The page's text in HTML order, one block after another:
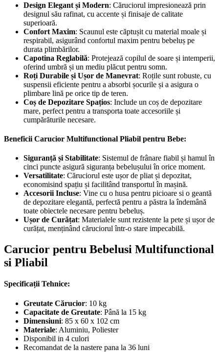
Design Elegant și Modern: Căruciorul impresionează prin
designul său rafinat, cu accente și finisaje de calitate
superioară.
Confort Maxim: Scaunul este căptușit cu material moale și
respirabil, asigurând confortul maxim pentru bebeluș pe
durata plimbărilor.
Capotina Reglabilă: Protejează copilul de soare și intemperii,
oferind umbră și un mediu plăcut pentru somn.
Roți Durabile și Ușor de Manevrat: Roțile sunt robuste, cu
suspensii eficiente pentru a absorbi șocurile și a asigura o
plimbare lină pe orice tip de teren.
Coș de Depozitare Spațios: Include un coș de depozitare
mare, perfect pentru a transporta toate accesoriile și
cumpărăturile necesare.
Beneficii Carucior Multifunctional Pliabil pentru Bebe:
Siguranță și Stabilitate: Sistemul de frânare fiabil și hamul în
cinci puncte asigură siguranța bebelușului în orice moment.
Versatilitate: Căruciorul este ușor de pliat și depozitat,
economisind spațiu și facilitând transportul în mașină.
Accesorii Incluse: Vine cu o husa pentru picioare si o geantă
de depozitare elegantă, perfectă pentru a păstra la îndemână
toate obiectele necesare pentru bebeluș.
Ușor de Curățat: Materialele sunt rezistente la pete și ușor de
curățat, menținând căruciorul într-o stare impecabilă.
Carucior pentru Bebelusi Multifunctional
si Pliabil
Specificații Tehnice:
Greutate Cărucior: 10 kg
Capacitate de Greutate: Până la 15 kg
Dimensiuni: 85 x 60 x 102 cm
Materiale: Aluminiu, Poliester
Disponibil in 4 culori
Recomandat de la nastere pana la 36 luni